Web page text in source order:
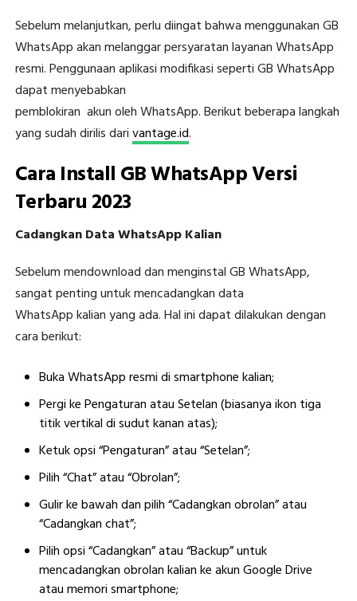
Sebelum melanjutkan, perlu diingat bahwa menggunakan GB
WhatsApp akan melanggar persyaratan layanan WhatsApp
resmi. Penggunaan aplikasi modifikasi seperti GB WhatsApp
dapat menyebabkan
pemblokiran akun oleh WhatsApp. Berikut beberapa langkah
yang sudah dirilis darivantage.id.
Cara Install GB WhatsApp Versi
Terbaru 2023
Cadangkan Data WhatsApp Kalian
Sebelum mendownload dan menginstal GB WhatsApp,
sangat penting untuk mencadangkan data
WhatsApp kalian yang ada. Hal ini dapat dilakukan dengan
cara berikut:
Buka WhatsApp resmi di smartphone kalian;
Pergi ke Pengaturan atau Setelan (biasanya ikon tiga
titik vertikal di sudut kanan atas);
Ketuk opsi “Pengaturan” atau “Setelan”;
Pilih “Chat” atau “Obrolan”;
Gulir ke bawah dan pilih “Cadangkan obrolan” atau
“Cadangkan chat”;
Pilih opsi “Cadangkan” atau “Backup” untuk
mencadangkan obrolan kalian ke akun Google Drive
atau memori smartphone;